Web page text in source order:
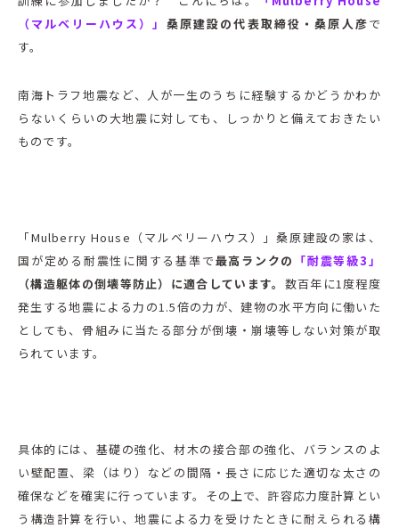
（マルベリーハウス）」 桑原建設の代表取締役・桑原人彦で
す。
南海トラフ地震など、人が一生のうちに経験するかどうかわか
らないくらいの大地震に対しても、しっかりと備えておきたい
ものです。
「Mulberry House（マルベリーハウス）」桑原建設の家は、
国が定める耐震性に関する基準で最高ランクの 「耐震等級3」
（構造躯体の倒壊等防止）に適合しています。 数百年に1度程度
発生する地震による力の1.5倍の力が、建物の水平方向に働いた
としても、骨組みに当たる部分が倒壊・崩壊等しない対策が取
られています。
具体的には、基礎の強化、材木の接合部の強化、バランスのよ
い壁配置、梁（はり）などの間隔・長さに応じた適切な太さの
確保などを確実に行っています。その上で、許容応力度計算とい
う構造計算を行い、地震による力を受けたときに耐えられる構